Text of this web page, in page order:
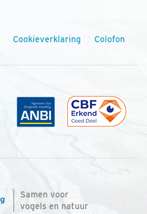
Cookieverklaring Colofon
Samen voor
vogels en natuur